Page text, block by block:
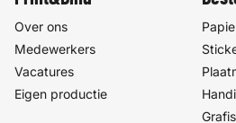
Over ons
Medewerkers
Vacatures
Eigen productie